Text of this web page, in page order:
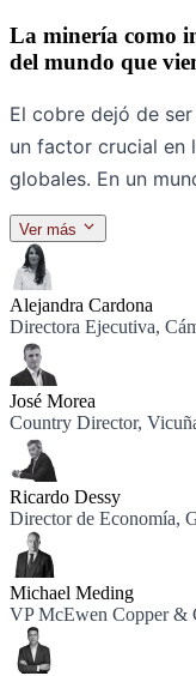
La minería como
del mundo que
El cobre dejó de
un factor crucial en
globales. En un
Ver más
Ponentes
Alejandra Cardona
Directora Ejecutiva,
José Morea
Country Director,
Ricardo Dessy
Director de Economía,
Michael Meding
VP McEwen Copper &